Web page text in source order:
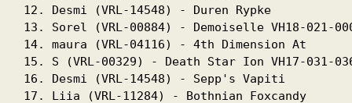
12. Desmi (VRL-14548) - Duren Rypke
13. Sorel (VRL-00884) - Demoiselle VH18-021-
14. maura (VRL-04116) - 4th Dimension At
15. S (VRL-00329) - Death Star Ion VH17-031-
16. Desmi (VRL-14548) - Sepp's Vapiti
17. Liia (VRL-11284) - Bothnian Foxcandy